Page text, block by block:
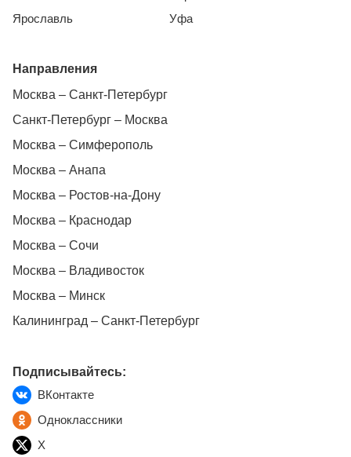
Ярославль
Уфа
Направления
Москва – Санкт-Петербург
Санкт-Петербург – Москва
Москва – Симферополь
Москва – Анапа
Москва – Ростов-на-Дону
Москва – Краснодар
Москва – Сочи
Москва – Владивосток
Москва – Минск
Калининград – Санкт-Петербург
Подписывайтесь:
ВКонтакте
Одноклассники
X